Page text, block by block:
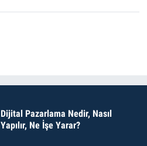
Dijital Pazarlama Nedir, Nasıl
Yapılır, Ne İşe Yarar?